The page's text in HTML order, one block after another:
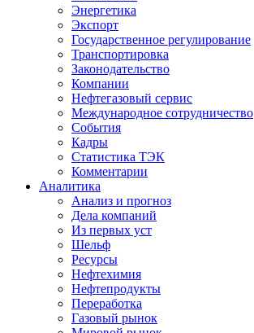
Энергетика
Экспорт
Государственное регулирование
Транспортировка
Законодательство
Компании
Нефтегазовый сервис
Международное сотрудничество
События
Кадры
Статистика ТЭК
Комментарии
Аналитика
Анализ и прогноз
Дела компаний
Из первых уст
Шельф
Ресурсы
Нефтехимия
Нефтепродукты
Переработка
Газовый рынок